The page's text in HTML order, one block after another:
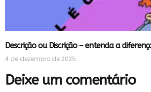
Descrição ou Discrição – entenda a
4 de dezembro de 2025
Deixe um comentário